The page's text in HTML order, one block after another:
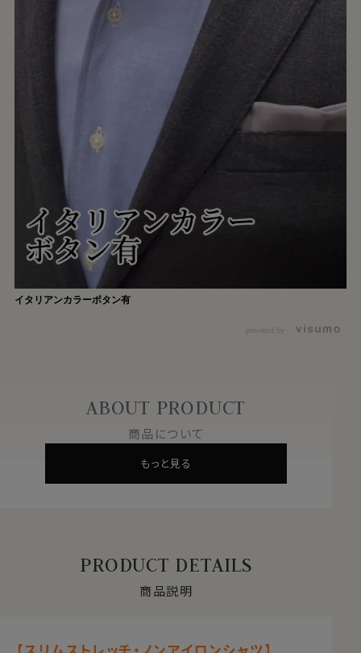
イタリアンカラーボタン有
powered by
ABOUT PRODUCT
商品について
もっと見る
PRODUCT DETAILS
商品説明